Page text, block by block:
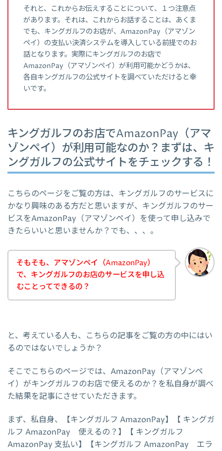
それと、これからお伝えすることについて、１つ注意点
があります。それは、これからお話することは、あくま
でも、キングガルフのお店が、AmazonPay（アマゾン
ペイ）の支払い決済システムを導入している前提でのお
話となります。実際にキングガルフのお店で
AmazonPay（アマゾンペイ）が利用可能かどうかは、
各自キングガルフの公式サイトを調べていただけると幸
いです。
キングガルフのお店でAmazonPay（アマ
ゾンペイ）が利用可能なのか？まずは、キ
ングガルフの公式サイトをチェックする！
こちらのページをご覧の方は、キングガルフのサービスに
かなり興味のある方だと思いますが、キングガルフのサー
ビスをAmazonPay（アマゾンペイ）を使って申し込みで
きたらいいと思いませんか？でも、、、。
そもそも、アマゾンペイ（AmazonPay）
で、キングガルフのお店のサービスを申し込
むことってできるの？
と、考えている人も、こちらの記事をご覧の方の中にはい
るのではないでしょうか？
そこでこちらのページでは、AmazonPay（アマゾンペ
イ）がキングガルフのお店で使えるのか？を私自身が調べ
た結果を記事にさせていただきます。
まず、私自身、【キングガルフ AmazonPay】【 キングガ
ルフ AmazonPay 使えるの？】【 キングガルフ
AmazonPay 支払い】【キングガルフ AmazonPay エラ